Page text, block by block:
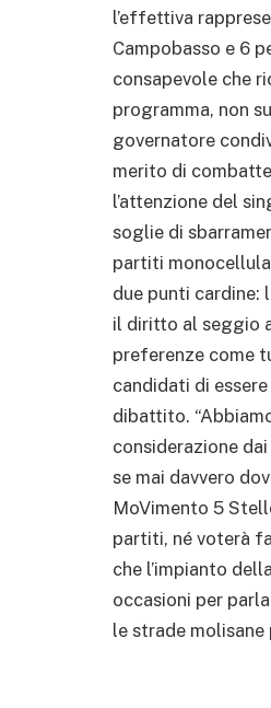
l’effettiva
Campobasso e 6
consapevole che
programma, non
governatore
merito di
l’attenzione del
soglie di
partiti
due punti cardine:
il diritto al seggio
preferenze come
candidati di
dibattito.
considerazione
se mai davvero
MoVimento 5
partiti, né voterà
che l’impianto
occasioni per
le strade